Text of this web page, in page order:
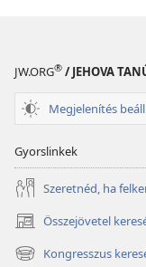
JW.ORG® / JEHOVA
Megjelenítés
Gyorslinkek
Szeretnéd, ha
Összejövetel
(opens
new
window)
Kongresszus
(opens